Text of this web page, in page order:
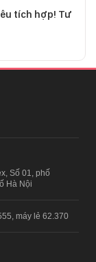
tích hợp! Tư
Số 01, phố
Hà Nội
máy lẻ 62.370